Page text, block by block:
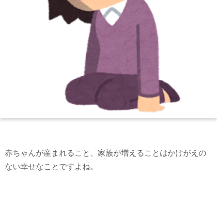
赤ちゃんが産まれること、家族が増えることはかけがえの
ない幸せなことですよね。